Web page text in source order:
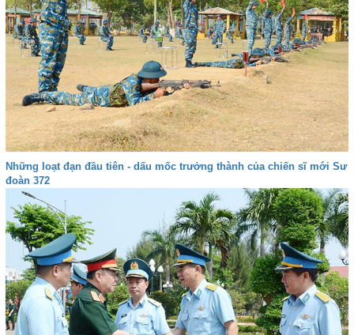
Những loạt đạn đầu tiên - dấu mốc trưởng thành của chiến sĩ mới Sư
đoàn 372